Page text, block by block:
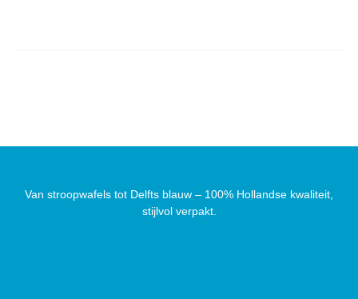
Van stroopwafels tot Delfts blauw – 100% Hollandse kwaliteit,
stijlvol verpakt.